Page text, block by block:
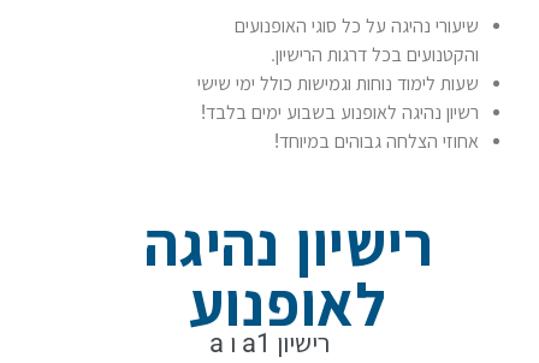
שיעורי נהיגה על כל סוגי האופנועים
והקטנועים בכל דרגות הרישיון.
שעות לימוד נוחות וגמישות כולל ימי שישי
רשיון נהיגה לאופנוע בשבוע ימים בלבד!
אחוזי הצלחה גבוהים במיוחד!
רישיון נהיגה
לאופנוע
רישיון a1 ו a